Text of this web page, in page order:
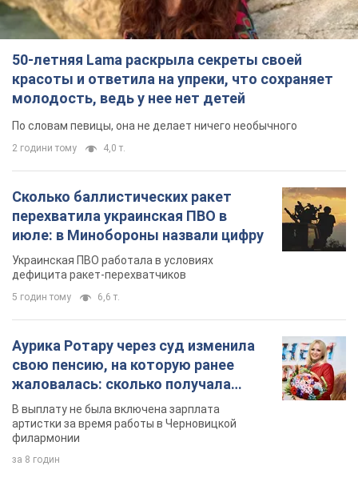
Сколько баллистических ракет
перехватила украинская ПВО в
июле: в Минобороны назвали цифру
Украинская ПВО работала в условиях
Аурика Ротару через суд изменила
свою пенсию, на которую ранее
жаловалась: сколько получала
певица
артистки за время работы в Черновицкой
филармонии
за 8 годин